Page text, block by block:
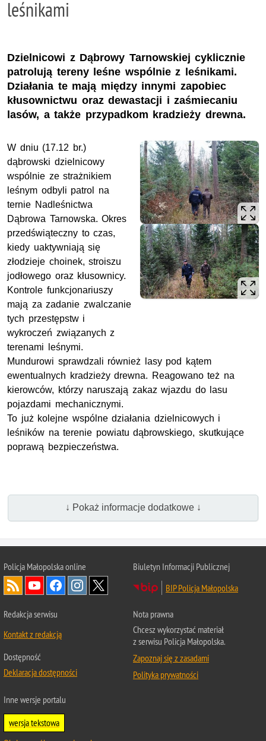
leśnikami
Dzielnicowi z Dąbrowy Tarnowskiej cyklicznie
patrolują tereny leśne wspólnie z leśnikami.
Działania te mają między innymi zapobiec
kłusownictwu oraz dewastacji i zaśmiecaniu
lasów, a także przypadkom kradzieży drewna.
W dniu (17.12 br.)
dąbrowski dzielnicowy
wspólnie ze strażnikiem
leśnym odbyli patrol na
ternie Nadleśnictwa
Dąbrowa Tarnowska. Okres
przedświąteczny to czas,
kiedy uaktywniają się
złodzieje choinek, stroiszu
jodłowego oraz kłusownicy.
Kontrole funkcjonariuszy
mają za zadanie zwalczanie
tych przestępstw i
wykroczeń związanych z
terenami leśnymi.
Mundurowi sprawdzali również lasy pod kątem
ewentualnych kradzieży drewna. Reagowano też na
kierowców, którzy naruszają zakaz wjazdu do lasu
pojazdami mechanicznymi.
To już kolejne wspólne działania dzielnicowych i
leśników na terenie powiatu dąbrowskiego, skutkujące
poprawą bezpieczeństwa.
↓ Pokaż informacje dodatkowe ↓
Policja Małopolska online
Biuletyn Informacji Publicznej
BIP Policja Małopolska
Redakcja serwisu
Kontakt z redakcją
Dostępność
Deklaracja dostępności
Nota prawna
Chcesz wykorzystać materiał
z serwisu Policja Małopolska.
Zapoznaj się z zasadami
Polityka prywatności
Inne wersje portalu
wersja tekstowa